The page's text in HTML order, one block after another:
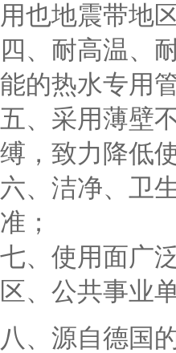
用也地震带地
四、耐高温、
能的热水专用
五、采用薄壁
缚，致力降低
六、洁净、卫
准；
七、使用面广
区、公共事业
八、源自德国